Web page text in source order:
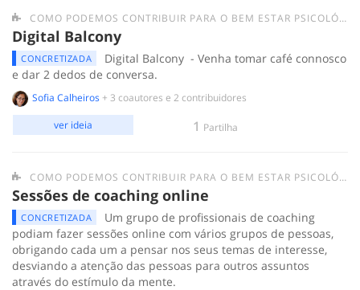
COMO PODEMOS CONTRIBUIR PARA O BEM ESTAR PSICOLÓGICO DAS PESSOAS EM QUARENTENA?
Digital Balcony
CONCRETIZADA
Digital Balcony - Venha tomar café connosco
e dar 2 dedos de conversa.
Sofia Calheiros + 3 coautores e 2 contribuidores
1 Partilha
ver ideia
COMO PODEMOS CONTRIBUIR PARA O BEM ESTAR PSICOLÓGICO DAS PESSOAS EM QUARENTENA?
Sessões de coaching online
CONCRETIZADA
Um grupo de profissionais de coaching
podiam fazer sessões online com vários grupos de pessoas,
obrigando cada um a pensar nos seus temas de interesse,
desviando a atenção das pessoas para outros assuntos
através do estímulo da mente.